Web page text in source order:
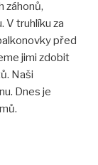
záhonů,
V truhlíku za
před
jimi zdobit
Naši
Dnes je